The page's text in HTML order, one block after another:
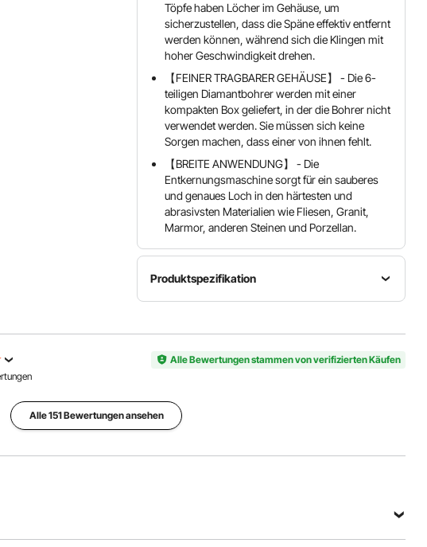
Töpfe haben Löcher im Gehäuse, um
sicherzustellen, dass die Späne effektiv entfernt
werden können, während sich die Klingen mit
hoher Geschwindigkeit drehen.
【FEINER TRAGBARER GEHÄUSE】 - Die 6-
teiligen Diamantbohrer werden mit einer
kompakten Box geliefert, in der die Bohrer nicht
verwendet werden. Sie müssen sich keine
Sorgen machen, dass einer von ihnen fehlt.
【BREITE ANWENDUNG】 - Die
Entkernungsmaschine sorgt für ein sauberes
und genaues Loch in den härtesten und
abrasivsten Materialien wie Fliesen, Granit,
Marmor, anderen Steinen und Porzellan.
Produktspezifikation
der Bohrer
42 / 50 /
1 / 1,7 / 2 /
2,2 / 2,7
Schmirgel
jedes
Alle Spezifikationen anzeigen
Alle Bewertungen stammen von verifizierten Käufen
Alle 151 Bewertungen ansehen